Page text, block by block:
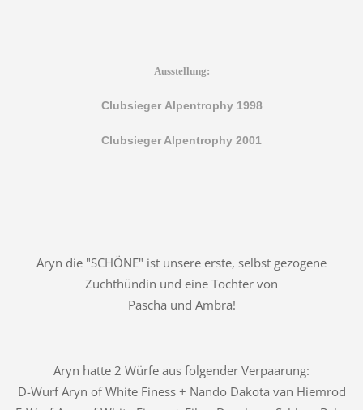
Ausstellung:
Clubsieger Alpentrophy 1998
Clubsieger Alpentrophy 2001
Aryn die "SCHÖNE" ist unsere erste, selbst gezogene
Zuchthündin und eine Tochter von
Pascha und Ambra!
Aryn hatte 2 Würfe aus folgender Verpaarung:
D-Wurf Aryn of White Finess + Nando Dakota van Hiemrod